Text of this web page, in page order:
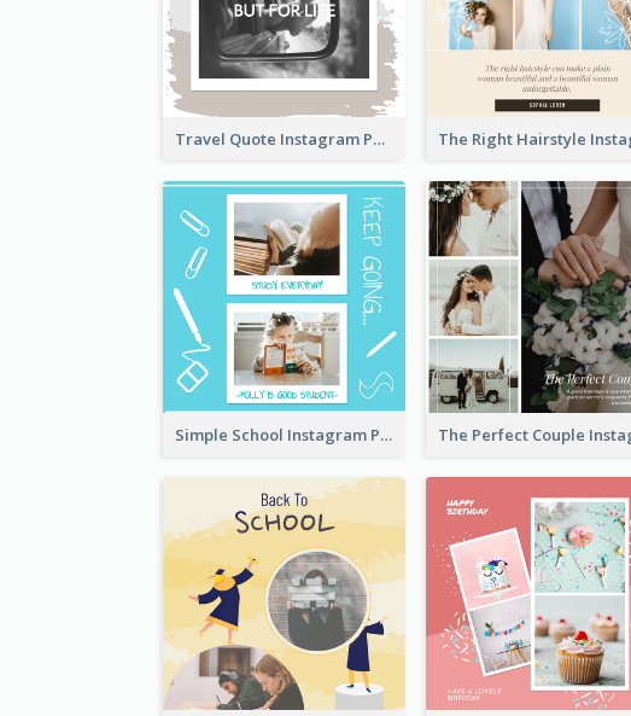
Travel Quote Instagram Post
Simple School Instagram Post